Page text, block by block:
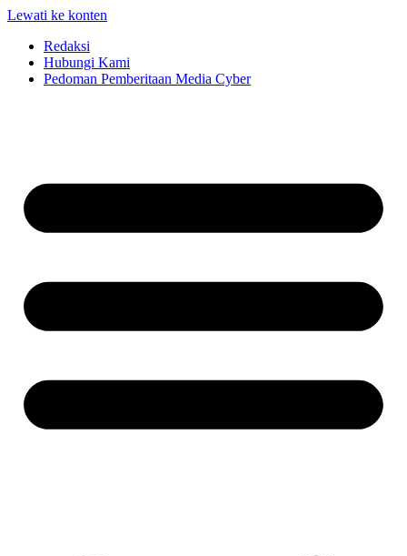
Lewati ke konten
Redaksi
Hubungi Kami
Pedoman Pemberitaan Media Cyber